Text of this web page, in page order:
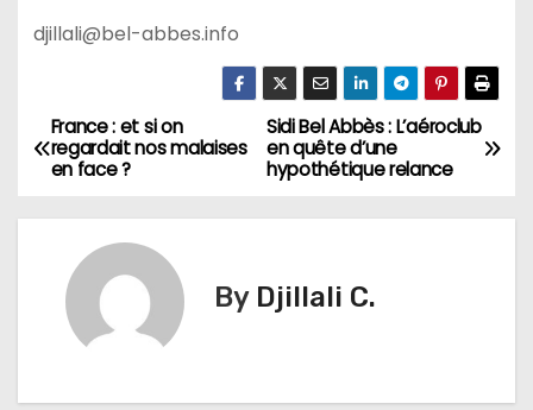
djillali@bel-abbes.info
N
a
Sidi Bel Abbès : L’aéroclub
en quête d’une
hypothétique relance
France : et si on
regardait nos malaises
en face ?
By Djillali C.